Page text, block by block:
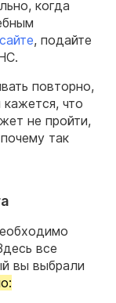
когда
сайте, подайте
повторно,
что
не пройти,
так
все
вы выбрали